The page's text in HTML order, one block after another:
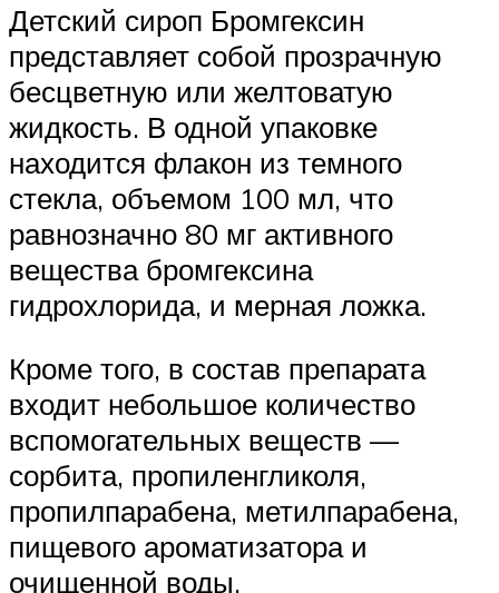
Детский сироп Бромгексин
представляет собой прозрачную
бесцветную или желтоватую
жидкость. В одной упаковке
находится флакон из темного
стекла, объемом 100 мл, что
равнозначно 80 мг активного
вещества бромгексина
гидрохлорида, и мерная ложка.
Кроме того, в состав препарата
входит небольшое количество
вспомогательных веществ —
сорбита, пропиленгликоля,
пропилпарабена, метилпарабена,
пищевого ароматизатора и
очищенной воды.